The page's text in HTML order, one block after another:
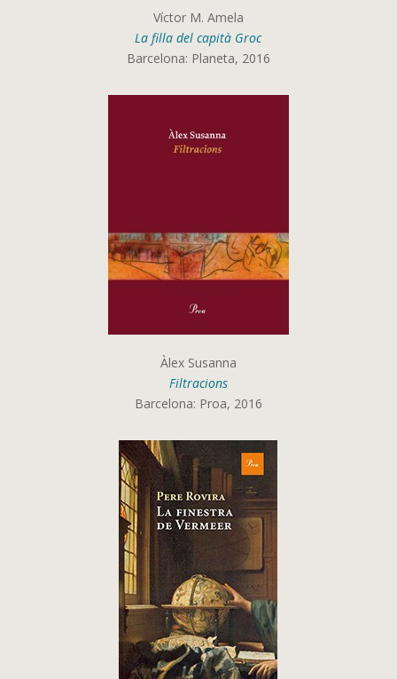
Víctor M. Amela
La filla del capità Groc
Barcelona: Planeta, 2016
Àlex Susanna
Filtracions
Barcelona: Proa, 2016